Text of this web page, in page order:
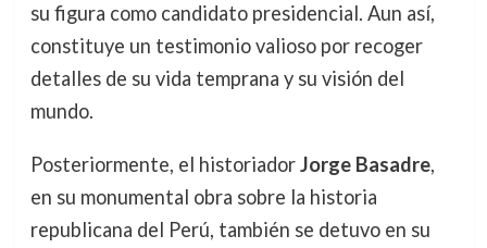
su figura como candidato presidencial. Aun así,
constituye un testimonio valioso por recoger
detalles de su vida temprana y su visión del
mundo.
Posteriormente, el historiadorJorge Basadre,
en su monumental obra sobre la historia
republicana del Perú, también se detuvo en su